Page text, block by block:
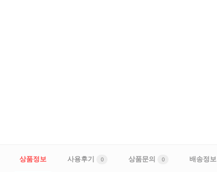
상품정보 사용후기 0 상품문의 0 배송정보